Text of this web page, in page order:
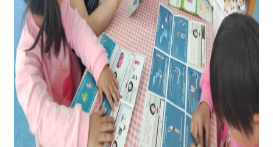
宣传教育，通过现场讲解、发放宣传资料等方式，
普及反邪教法律法规和防范知识，揭露邪教的本质
危害，引导教师们提高防范意识和辨别能力，严守
校园思想阵地，坚决防范邪教向校园渗透，共同守
护幼儿健康成长的纯净环境。